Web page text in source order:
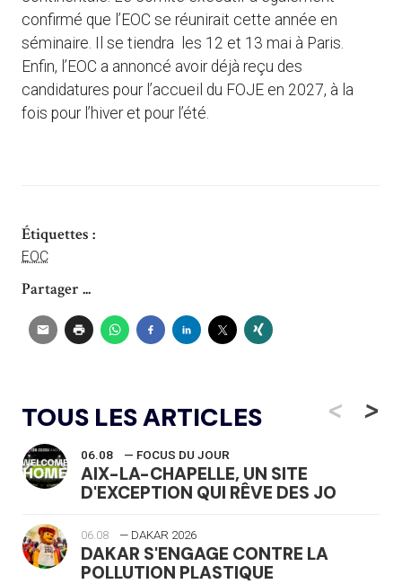
confirmé que l’EOC se réunirait cette année en
séminaire. Il se tiendra les 12 et 13 mai à Paris.
Enfin, l’EOC a annoncé avoir déjà reçu des
candidatures pour l’accueil du FOJE en 2027, à la
fois pour l’hiver et pour l’été.
Étiquettes :
EOC
Partager ...
TOUS LES ARTICLES <
06.08 — FOCUS DU JOUR
AIX-LA-CHAPELLE, UN SITE
D'EXCEPTION QUI RÊVE DES JO
06.08 — DAKAR 2026
DAKAR S'ENGAGE CONTRE LA
POLLUTION PLASTIQUE
>